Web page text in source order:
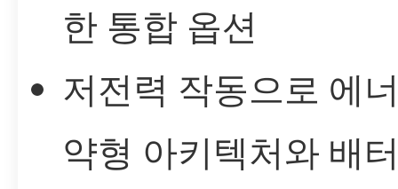
한 통합 옵션
저전력 작동으로 에
약형 아키텍처와 배